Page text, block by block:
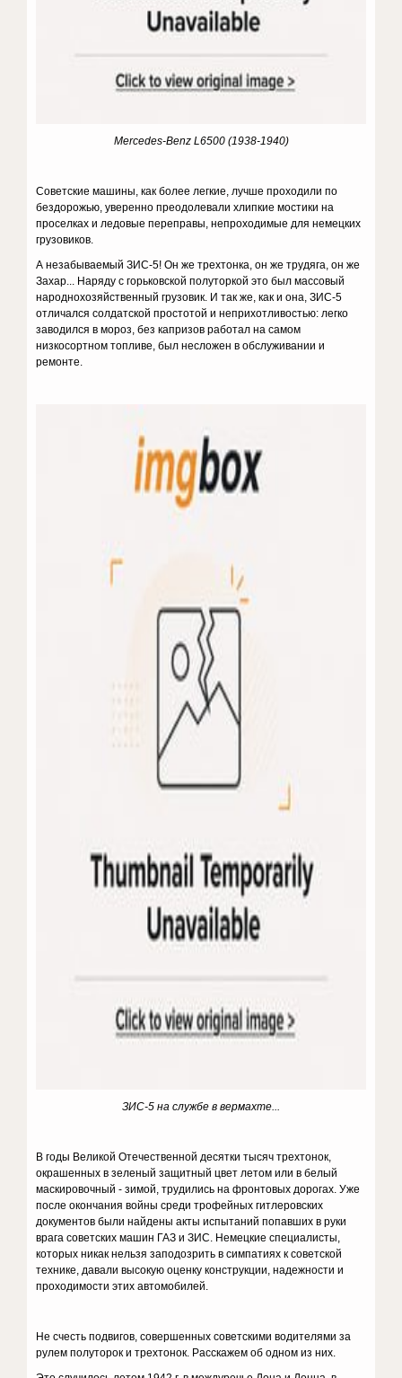
Mercedes-Benz L6500 (1938-1940)
Советские машины, как более легкие, лучше проходили по
бездорожью, уверенно преодолевали хлипкие мостики на
проселках и ледовые переправы, непроходимые для немецких
грузовиков.
А незабываемый ЗИС-5! Он же трехтонка, он же трудяга, он же
Захар... Наряду с горьковской полуторкой это был массовый
народнохозяйственный грузовик. И так же, как и она, ЗИС-5
отличался солдатской простотой и неприхотливостью: легко
заводился в мороз, без капризов работал на самом
низкосортном топливе, был несложен в обслуживании и
ремонте.
ЗИС-5 на службе в вермахте...
В годы Великой Отечественной десятки тысяч трехтонок,
окрашенных в зеленый защитный цвет летом или в белый
маскировочный - зимой, трудились на фронтовых дорогах. Уже
после окончания войны среди трофейных гитлеровских
документов были найдены акты испытаний попавших в руки
врага советских машин ГАЗ и ЗИС. Немецкие специалисты,
которых никак нельзя заподозрить в симпатиях к советской
технике, давали высокую оценку конструкции, надежности и
проходимости этих автомобилей.
Не счесть подвигов, совершенных советскими водителями за
рулем полуторок и трехтонок. Расскажем об одном из них.